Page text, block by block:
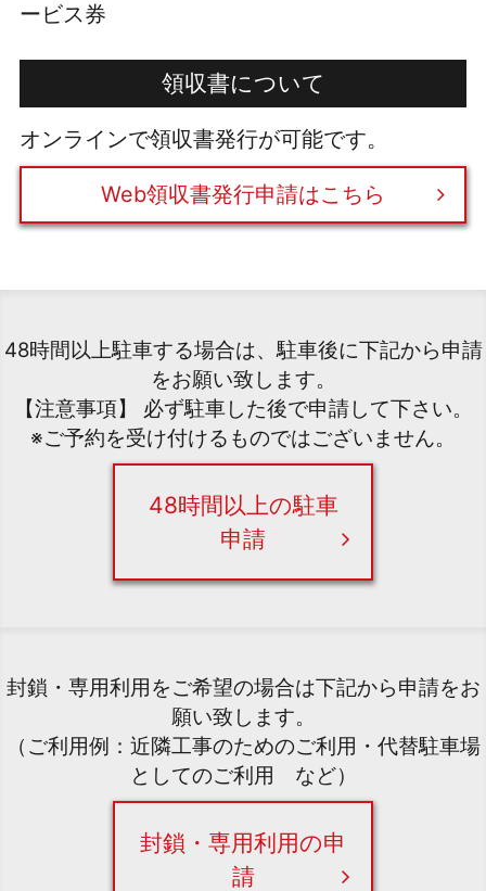
ービス券
領収書について
オンラインで領収書発行が可能です。
Web領収書発行申請はこちら
48時間以上駐車する場合は、駐車後に下記から申請
をお願い致します。
【注意事項】 必ず駐車した後で申請して下さい。
※ご予約を受け付けるものではございません。
48時間以上の駐車
申請
封鎖・専用利用をご希望の場合は下記から申請をお
願い致します。
（ご利用例：近隣工事のためのご利用・代替駐車場
としてのご利用 など）
封鎖・専用利用の申
請